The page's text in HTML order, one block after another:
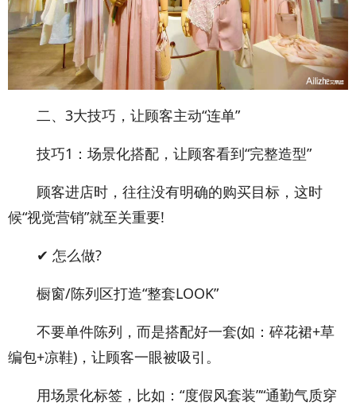
二、3大技巧，让顾客主动“连单”
技巧1：场景化搭配，让顾客看到“完整造型”
顾客进店时，往往没有明确的购买目标，这时
候“视觉营销”就至关重要!
✔ 怎么做?
橱窗/陈列区打造“整套LOOK”
不要单件陈列，而是搭配好一套(如：碎花裙+草
编包+凉鞋)，让顾客一眼被吸引。
用场景化标签，比如：“度假风套装”“通勤气质穿